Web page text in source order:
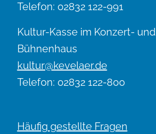
Telefon: 02832 122-991
Kultur-Kasse im Konzert- und
Bühnenhaus
kultur@kevelaer.de
Telefon: 02832 122-800
Häufig gestellte Fragen